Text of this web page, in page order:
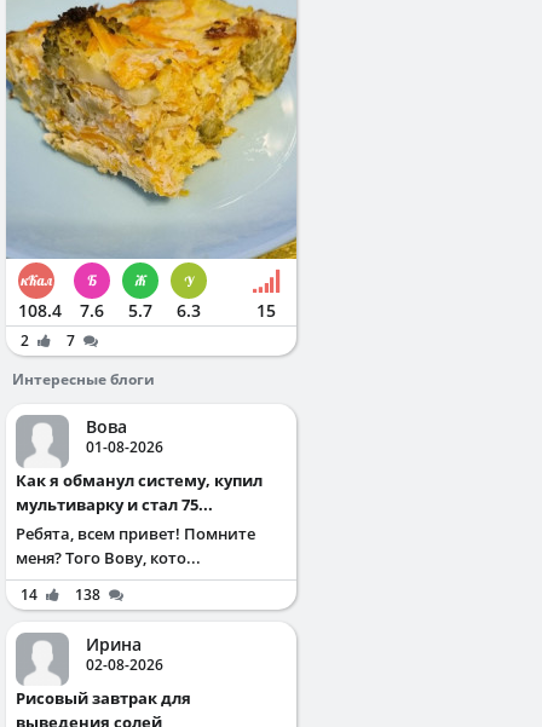
108.4 7.6 5.7 6.3 15
2
7
Интересные блоги
Вова
01-08-2026
Как я обманул систему, купил
мультиварку и стал 75...
Ребята, всем привет! Помните
меня? Того Вову, кото...
14 138
Ирина
02-08-2026
Рисовый завтрак для
выведения солей